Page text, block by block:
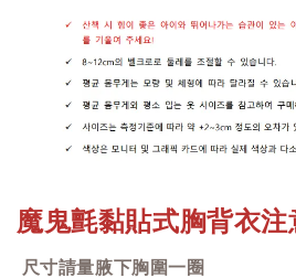
魔鬼氈黏貼式胸背衣注
尺寸請量腋下胸圍一圈